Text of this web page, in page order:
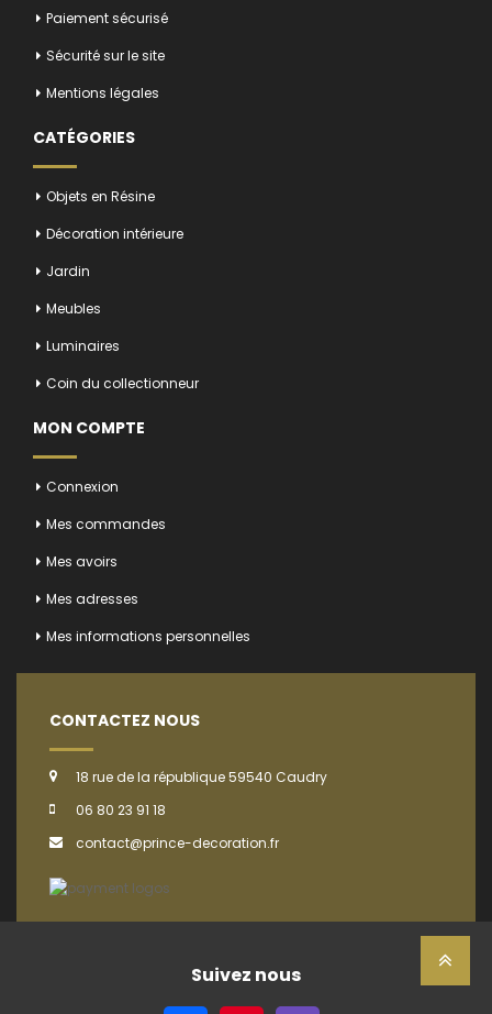
Paiement sécurisé
Sécurité sur le site
Mentions légales
CATÉGORIES
Objets en Résine
Décoration intérieure
Jardin
Meubles
Luminaires
Coin du collectionneur
MON COMPTE
Connexion
Mes commandes
Mes avoirs
Mes adresses
Mes informations personnelles
CONTACTEZ NOUS
18 rue de la république 59540 Caudry
06 80 23 91 18
contact@prince-decoration.fr
Suivez nous